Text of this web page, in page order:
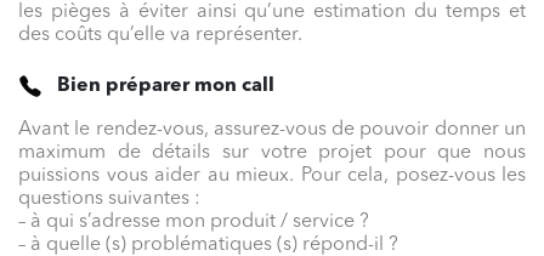
les pièges à éviter ainsi qu’une estimation du temps et
des coûts qu’elle va représenter.
Bien préparer mon call
Avant le rendez-vous, assurez-vous de pouvoir donner un
maximum de détails sur votre projet pour que nous
puissions vous aider au mieux. Pour cela, posez-vous les
questions suivantes :
– à qui s’adresse mon produit / service ?
– à quelle (s) problématiques (s) répond-il ?